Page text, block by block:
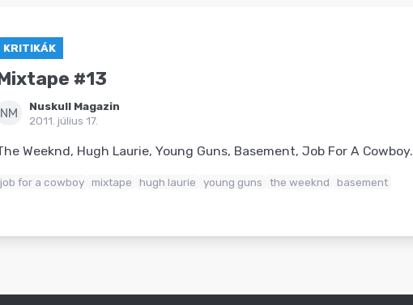
KRITIKÁK
#13
NM
Nuskull Magazin
2011. július 17.
Weeknd, Hugh Laurie, Young Guns, Basement, Job For A Cowboy.
job for a cowboy mixtape hugh laurie young guns the weeknd basement